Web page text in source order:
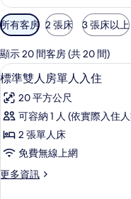
可
用
的
客
房
篩
選
條
所有客房 2 張床 3 張床以上
顯示 20 間客房 (共 20 間)
顯
示
標
準
雙
人
房
3
標準雙人房單人入住
20 平方公尺
可容納 1 人 (依實際入住
2 張單人床
免費無線上網
更多資訊
更